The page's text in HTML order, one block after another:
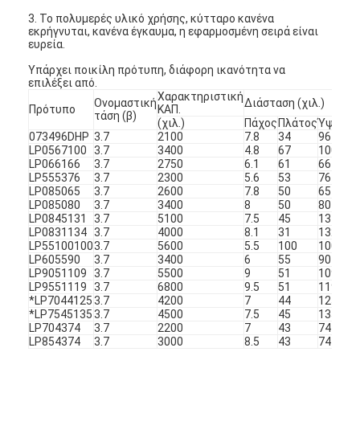
LCD φορτιστής μπαταρίας
πακέτα μπαταριών NiMH
Pack μπαταριών NiCd
πακέτα μπαταριών ιόντων λιθίου
φακός επαναφορτιζόμενη μπαταρία
μπαταρία φωτισμού έκτακτης ανάγκης
Μπαταρία λι Mno2
Μπαταρία λι Socl2
Αρχική μπαταρία λίθιου
υβριδική μπαταρία αυτοκινήτων
3. Το πολυμερές υλικό χρήσης, κύτταρο κανένα
εκρήγνυται, κανένα έγκαυμα, η εφαρμοσμένη σειρά είναι
ευρεία.
Υπάρχει ποικίλη πρότυπη, διάφορη ικανότητα να
επιλέξει από.
Πρότυπο
Ονομαστική
τάση (β)
Χαρακτηριστική
ΚΑΠ.
Διάσταση (χιλ.)
(χιλ.)
Πάχος ΠλάτοςΎψος
073496DHP 3.7 2100 7.8 34
96
LP0567100
3.7 3400 4.8 67
100
LP066166
3.7 2750 6.1 61
66
LP555376
3.7 2300 5.6 53
76
LP085065
3.7 2600 7.8 50
65
LP085080
3.7 3400 8 50
80
LP0845131
3.7 5100 7.5 45
131
LP0831134 3.7 4000 8.1 31
132
LP551001003.7 5600 5.5 100
100
LP605590
3.7 3400 6 55
90
LP9051109
3.7 5500 9 51
109
LP9551119
3.7 6800 9.5 51
119
*LP7044125 3.7 4200 7 44
125
*LP7545135 3.7 4500 7.5 45
135
LP704374
3.7 2200 7 43
74
LP854374
3.7 3000 8.5 43 74